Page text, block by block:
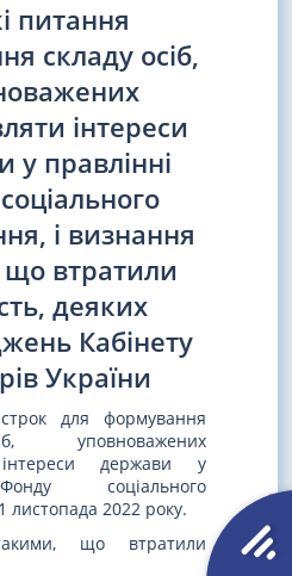
питання
складу осіб,
інтереси
у правлінні
і визнання
втратили
деяких
Кабінету
України
для формування
уповноважених
інтереси держави у
соціального
листопада 2022 року.
що втратили